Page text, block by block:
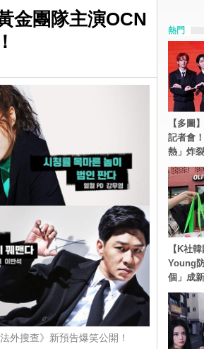
金團隊主演OCN
外搜查》新預告爆笑公開！
熱門
【多圖
記者會
熱」炸
【K社
Young
個」成